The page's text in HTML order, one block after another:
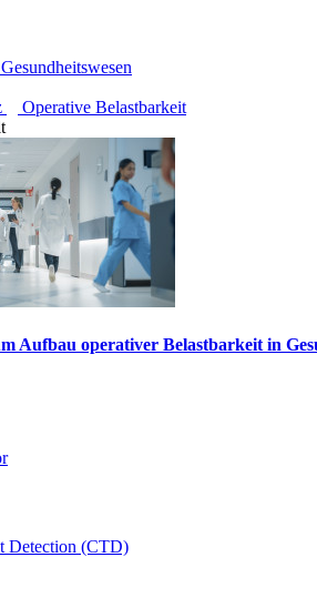
Operative Belastbarkeit
Aufbau operativer Belastbarkeit in
Detection (CTD)